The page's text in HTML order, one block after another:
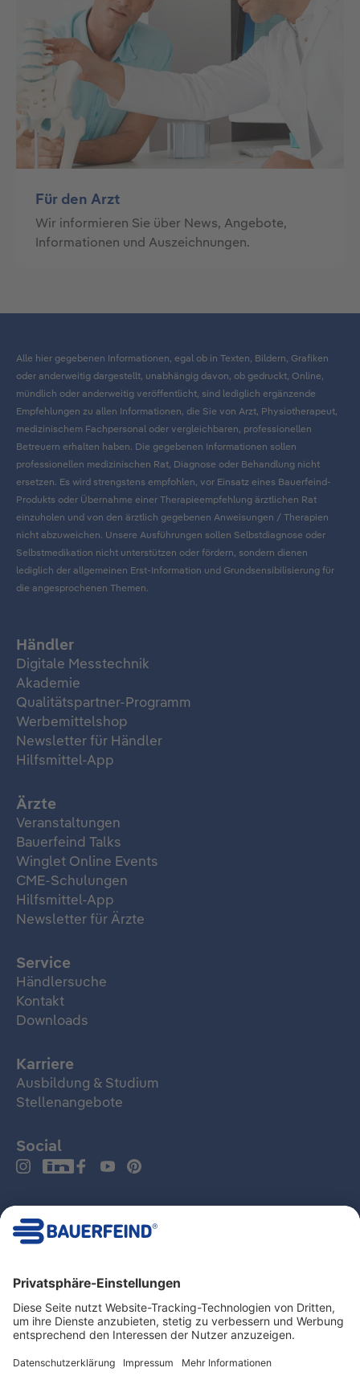
Für den Arzt
Wir informieren Sie über News, Angebote,
Informationen und Auszeichnungen.
Alle hier gegebenen Informationen, egal ob in Texten, Bildern, Grafiken
oder anderweitig dargestellt, unabhängig davon, ob gedruckt, Online,
mündlich oder anderweitig veröffentlicht, sind lediglich ergänzende
Empfehlungen zu allen Informationen, die Sie von Arzt, Physiotherapeut,
medizinischem Fachpersonal oder vergleichbaren, professionellen
Betreuern erhalten haben. Die gegebenen Informationen sollen
professionellen medizinischen Rat, Diagnose oder Behandlung nicht
ersetzen. Es wird strengstens empfohlen, vor Einsatz eines Bauerfeind-
Produkts oder Übernahme einer Therapieempfehlung ärztlichen Rat
einzuholen und von den ärztlich gegebenen Anweisungen / Therapien
nicht abzuweichen. Unsere Ausführungen sollen Selbstdiagnose oder
Selbstmedikation nicht unterstützen oder fördern, sondern dienen
lediglich der allgemeinen Erst-Information und Grundsensibilisierung für
die angesprochenen Themen.
Händler
Digitale Messtechnik
Akademie
Qualitätspartner-Programm
Werbemittelshop
Newsletter für Händler
Hilfsmittel-App
Ärzte
Veranstaltungen
Bauerfeind Talks
Winglet Online Events
CME-Schulungen
Hilfsmittel-App
Newsletter für Ärzte
Service
Händlersuche
Kontakt
Downloads
Karriere
Ausbildung & Studium
Stellenangebote
Social
Deutschland
Impressum
Datenschutz
Hinweisgeber- und Beschwerdesystem
MDR